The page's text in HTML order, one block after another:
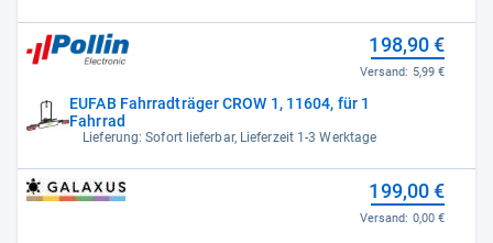
EUFAB Fahrradträger CROW 1, 11604, für 1
Fahrrad
Lieferung: Sofort lieferbar, Lieferzeit 1-3 Werktage
198,90 €
Versand: 5,99 €
199,00 €
Versand: 0,00 €